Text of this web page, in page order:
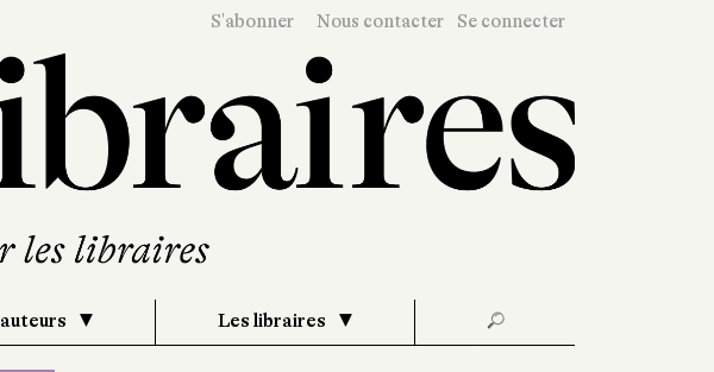
S'abonner Nous contacter Se connecter
Les libraires 🔎